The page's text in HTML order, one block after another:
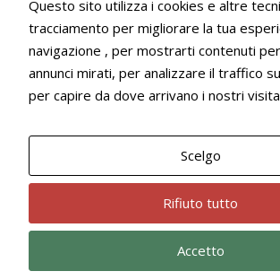
Serie A. Il Bologna nel girone veneto
29 LUGLIO 2026
Francesco Andrei convocato al Camp
22 LUGLIO 2026
Questo sito utilizza i cookies e altre
tracciamento per migliorare la tua
navigazione , per mostrarti contenuti
annunci mirati, per analizzare il traffico
per capire da dove arrivano i nostri
Scelgo
Rifiuto tutto
Accetto